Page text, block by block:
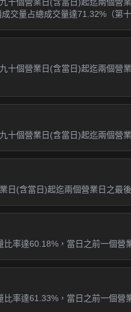
交量占總成交量達71.32%（第
個營業日(含當日)起迄兩個
個營業日(含當日)起迄兩個
日(含當日)起迄兩個營業日之最
率達60.18%，當日之前一個
率達61.33%，當日之前一個